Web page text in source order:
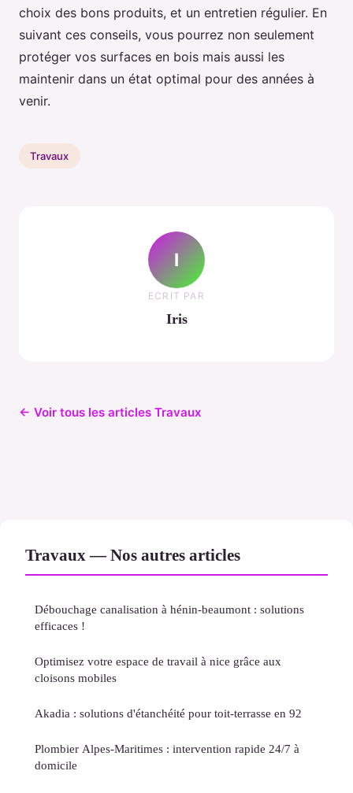
choix des bons produits, et un entretien régulier. En
suivant ces conseils, vous pourrez non seulement
protéger vos surfaces en bois mais aussi les
maintenir dans un état optimal pour des années à
venir.
Travaux
I
ECRIT PAR
Iris
← Voir tous les articles Travaux
Travaux — Nos autres articles
Débouchage canalisation à hénin-beaumont : solutions
efficaces !
Optimisez votre espace de travail à nice grâce aux
cloisons mobiles
Akadia : solutions d'étanchéité pour toit-terrasse en 92
Plombier Alpes-Maritimes : intervention rapide 24/7 à
domicile